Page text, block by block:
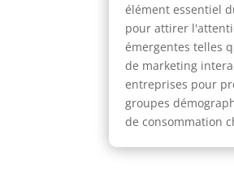
élément essentiel
pour attirer
émergentes telles
de marketing
entreprises pour
groupes
de consommation